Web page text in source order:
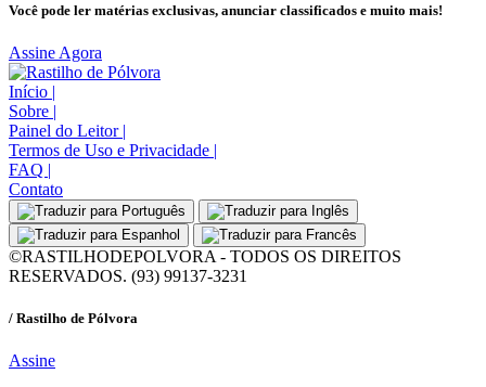
Você pode ler matérias exclusivas, anunciar classificados e muito mais!
Assine Agora
Início |
Sobre |
Painel do Leitor |
Termos de Uso e Privacidade |
FAQ |
Contato
©RASTILHODEPOLVORA - TODOS OS DIREITOS
RESERVADOS. (93) 99137-3231
/ Rastilho de Pólvora
Assine